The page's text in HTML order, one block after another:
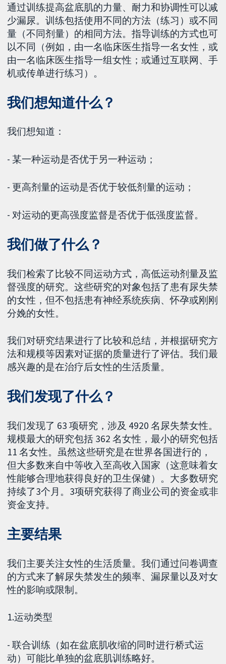
通过训练提高盆底肌的力量、耐力和协调性可以减
少漏尿。训练包括使用不同的方法（练习）或不同
量（不同剂量）的相同方法。指导训练的方式也可
以不同（例如，由一名临床医生指导一名女性，或
由一名临床医生指导一组女性；或通过互联网、手
机或传单进行练习）。
我们想知道什么？
我们想知道：
- 某一种运动是否优于另一种运动；
- 更高剂量的运动是否优于较低剂量的运动；
- 对运动的更高强度监督是否优于低强度监督。
我们做了什么？
我们检索了比较不同运动方式，高低运动剂量及监
督强度的研究。这些研究的对象包括了患有尿失禁
的女性，但不包括患有神经系统疾病、怀孕或刚刚
分娩的女性。
我们对研究结果进行了比较和总结，并根据研究方
法和规模等因素对证据的质量进行了评估。我们最
感兴趣的是在治疗后女性的生活质量。
我们发现了什么？
我们发现了 63 项研究，涉及 4920 名尿失禁女性。
规模最大的研究包括 362 名女性，最小的研究包括
11 名女性。虽然这些研究是在世界各国进行的，
但大多数来自中等收入至高收入国家（这意味着女
性能够合理地获得良好的卫生保健）。大多数研究
持续了3个月。3项研究获得了商业公司的资金或非
资金支持。
主要结果
我们主要关注女性的生活质量。我们通过问卷调查
的方式来了解尿失禁发生的频率、漏尿量以及对女
性的影响或限制。
1.运动类型
- 联合训练（如在盆底肌收缩的同时进行桥式运
动）可能比单独的盆底肌训练略好。